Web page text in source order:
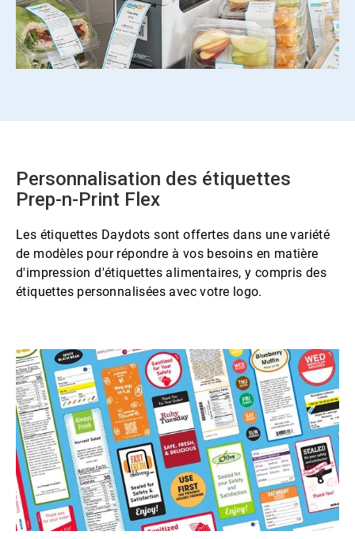
Personnalisation des étiquettes
Prep-n-Print Flex
Les étiquettes Daydots sont offertes dans une variété
de modèles pour répondre à vos besoins en matière
d'impression d'étiquettes alimentaires, y compris des
étiquettes personnalisées avec votre logo.